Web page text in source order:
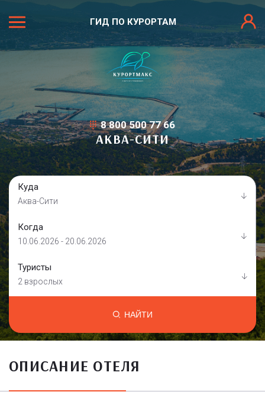
ГИД ПО КУРОРТАМ
8 800 500 77 66
АКВА-СИТИ
Куда
Аква-Сити
Когда
10.06.2026 - 20.06.2026
Туристы
2 взрослых
НАЙТИ
ОПИСАНИЕ ОТЕЛЯ